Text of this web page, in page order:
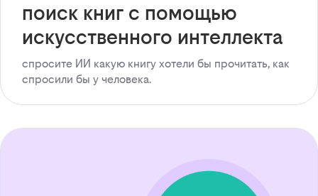
поиск книг с помощью
искусственного интеллекта
спросите ИИ какую книгу хотели бы прочитать, как
спросили бы у человека.